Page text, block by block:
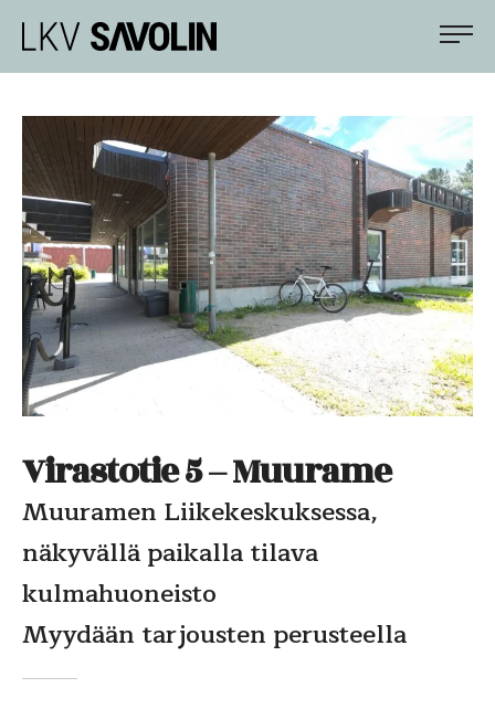
Siirry
suoraan
sisältöön
LKV Savolin
ja
kiinteistökaupoissa
Virastotie 5 – Muurame
Muuramen Liikekeskuksessa,
näkyvällä paikalla tilava
kulmahuoneisto
Myydään tarjousten perusteella